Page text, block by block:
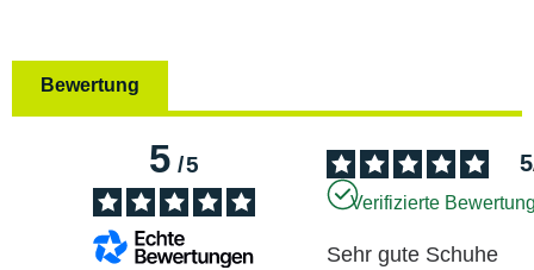
Bewertung
5/5 5
Verifizierte
Sehr gute Schuhe